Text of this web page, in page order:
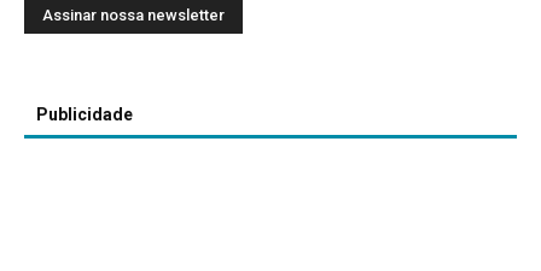
Publicidade